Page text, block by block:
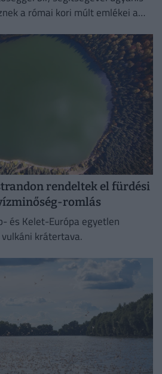
a római kori múlt emlékei a
rendeltek el fürdési
romlás
és Kelet-Európa egyetlen
krátertava.